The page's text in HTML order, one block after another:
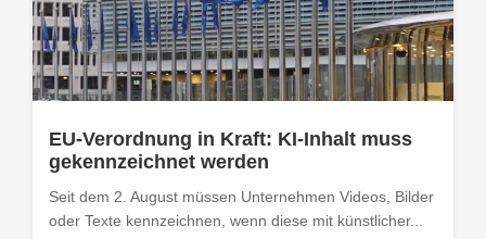
EU-Verordnung in Kraft: KI-Inhalt muss
gekennzeichnet werden
Seit dem 2. August müssen Unternehmen Videos, Bilder
oder Texte kennzeichnen, wenn diese mit künstlicher...